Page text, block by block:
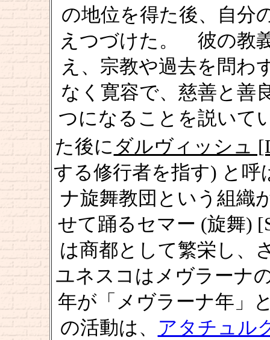
の地位を得た後、自分
えつづけた。 彼の教
え、宗教や過去を問わ
なく寛容で、慈善と善
つになることを説い
た後に ダルヴィッシュ
する修行者を指す) と
ナ旋舞教団という組織
せて踊るセマー (旋舞)
は商都として繁栄し、
ユネスコはメヴラーナ
年が「メヴラーナ年」
の活動は、 アタチュル